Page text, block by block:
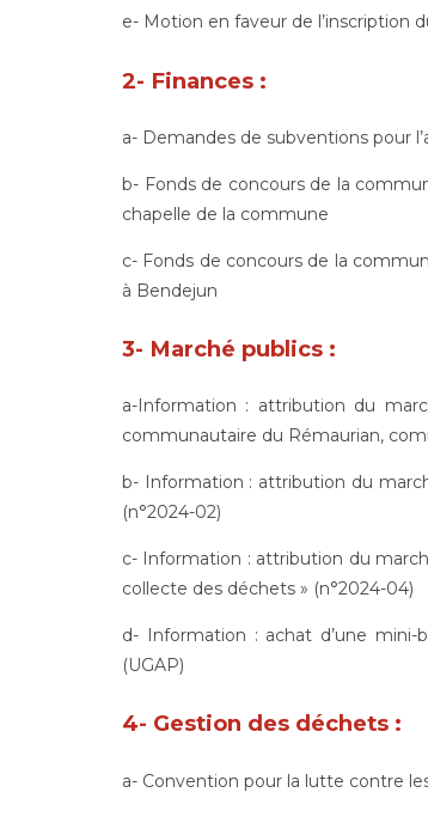
e- Motion en faveur de l’inscription
2- Finances :
a- Demandes de subventions pour
b- Fonds de concours de la
chapelle de la commune
c- Fonds de concours de la
à Bendejun
3- Marché publics :
a-Information : attribution du
communautaire du Rémaurian,
b- Information : attribution du
(n°2024-02)
c- Information : attribution du
collecte des déchets » (n°2024-04)
d- Information : achat d’une
(UGAP)
4- Gestion des déchets :
a- Convention pour la lutte contre